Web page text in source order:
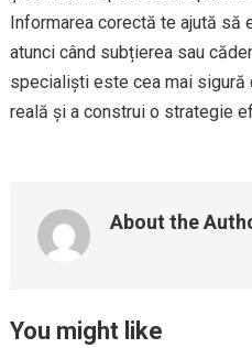
Informarea corectă te ajută să
atunci când subțierea sau
specialiști este cea mai sigură
reală și a construi o strategie
About the
You might like